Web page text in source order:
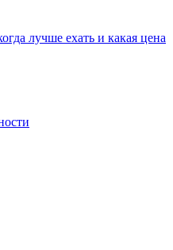
лучше ехать и какая цена